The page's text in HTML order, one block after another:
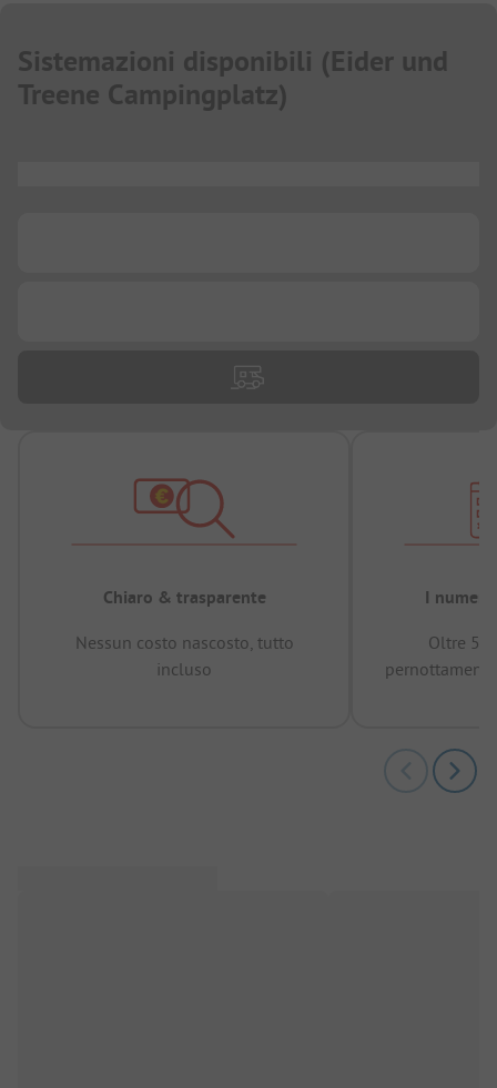
Sistemazioni disponibili (Eider und
Treene Campingplatz)
Chiaro & trasparente
Nessun costo nascosto, tutto
incluso
I numeri
Oltre